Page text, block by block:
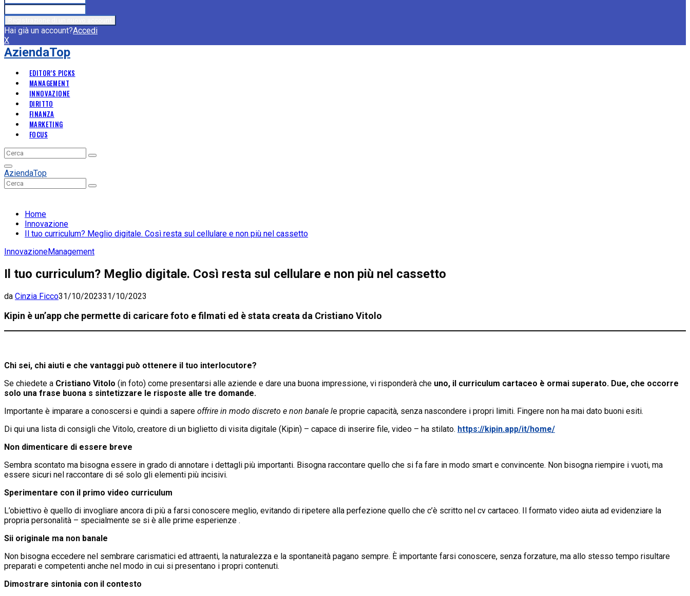
Hai già un account?Accedi
X
AziendaTop
EDITOR’S PICKS
MANAGEMENT
INNOVAZIONE
DIRITTO
FINANZA
MARKETING
FOCUS
Search
for:
Search
Primary
Menu
AziendaTop
Search
for:
Search
Home
Innovazione
Il tuo curriculum? Meglio digitale. Così resta sul cellulare e non più nel cassetto
InnovazioneManagement
Il tuo curriculum? Meglio digitale. Così resta sul cellulare e non più nel cassetto
da Cinzia Ficco31/10/202331/10/2023
Kipin è un’app che permette di caricare foto e filmati ed è stata creata da Cristiano Vitolo
Chi sei, chi aiuti e che vantaggi può ottenere il tuo interlocutore?
Se chiedete a Cristiano Vitolo (in foto) come presentarsi alle aziende e dare una buona impressione, vi risponderà che uno, il curriculum cartaceo è ormai superato. Due, che occorre
solo una frase buona s sintetizzare le risposte alle tre domande.
Importante è imparare a conoscersi e quindi a sapere offrire in modo discreto e non banale le proprie capacità, senza nascondere i propri limiti. Fingere non ha mai dato buoni esiti.
Di qui una lista di consigli che Vitolo, creatore di un biglietto di visita digitale (Kipin) – capace di inserire file, video – ha stilato. https://kipin.app/it/home/
Non dimenticare di essere breve
Sembra scontato ma bisogna essere in grado di annotare i dettagli più importanti. Bisogna raccontare quello che si fa fare in modo smart e convincente. Non bisogna riempire i vuoti, ma
essere sicuri nel raccontare di sé solo gli elementi più incisivi.
Sperimentare con il primo video curriculum
L’obiettivo è quello di invogliare ancora di più a farsi conoscere meglio, evitando di ripetere alla perfezione quello che c’è scritto nel cv cartaceo. Il formato video aiuta ad evidenziare la
propria personalità – specialmente se si è alle prime esperienze .
Sii originale ma non banale
Non bisogna eccedere nel sembrare carismatici ed attraenti, la naturalezza e la spontaneità pagano sempre. È importante farsi conoscere, senza forzature, ma allo stesso tempo risultare
preparati e competenti anche nel modo in cui si presentano i propri contenuti.
Dimostrare sintonia con il contesto